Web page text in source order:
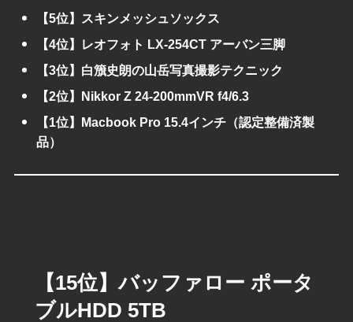
【5位】スキンメッシュソックス
【4位】レオフォト LX-254CT アーバン三脚
【3位】白籏史朗の山岳写真撮影テクニック
【2位】Nikkor Z 24-200mmVR f4/6.3
【1位】Macbook Pro 15.4インチ（認定整備済製
品）
【15位】バッファロー ポータ
ブルHDD 5TB